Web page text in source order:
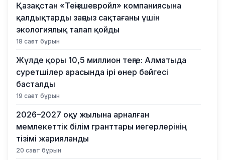
Қазақстан «Теңізшевройл» компаниясына
қалдықтарды заңсыз сақтағаны үшін
экологиялық талап қойды
18 сағат бұрын
Жүлде қоры 10,5 миллион теңге: Алматыда
суретшілер арасында ірі өнер бәйгесі
басталды
19 сағат бұрын
2026–2027 оқу жылына арналған
мемлекеттік білім гранттары иегерлерінің
тізімі жарияланды
20 сағат бұрын